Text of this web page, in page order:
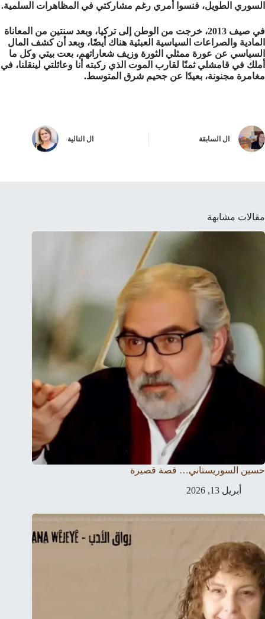
السوري الطويل، فنسوا أمري رغم مشاركتي في المظاهرات السلمية.
في صيف 2013، خرجت من الوطن إلى تركيا، وبعد سنتين من المعاناة
المادية والصراعات السياسية العبثية هناك أيضًا، وبعد أن كشف المال
السياسي عن عورة ممثلي الثورة وزيف شعاراتهم، بعت بيتي وكل ما
أملك في قامشلي ثمنًا لقارب الموت الذي ركبته أنا وعائلتي لينقلنا، في
مغامرة مجنونة، بعيدًا عن جحيم شرق المتوسط.
ال السابقة ال التالية
مقالات مشابهة
حسين السوريستاني… قصة قصيرة
أبريل 13, 2026